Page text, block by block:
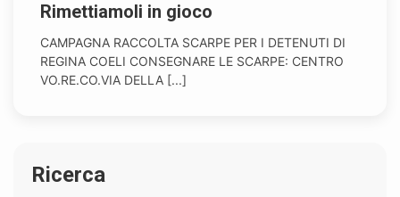
Rimettiamoli in gioco
CAMPAGNA RACCOLTA SCARPE PER I DETENUTI DI
REGINA COELI CONSEGNARE LE SCARPE: CENTRO
VO.RE.CO.VIA DELLA [...]
Ricerca